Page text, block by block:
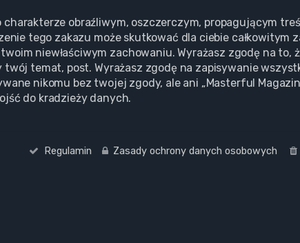
obraźliwym, oszczerczym, propagującym
tego zakazu może skutkować dla ciebie
niewłaściwym zachowaniu. Wyrażasz zgodę na to,
temat, post. Wyrażasz zgodę na zapisywanie
nikomu bez twojej zgody, ale ani „Masterful
do kradzieży danych.
Zasady ochrony danych osobowych
Regulamin